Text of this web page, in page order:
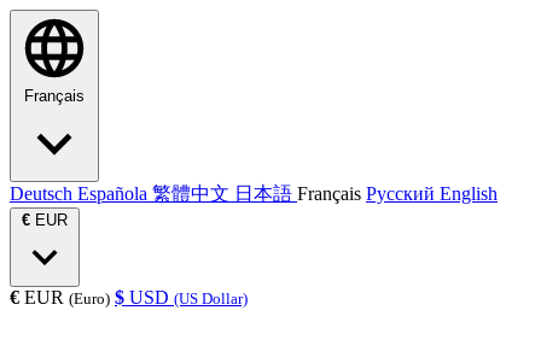
Français
Deutsch Española 繁體中文 日本語 Français Русский English
€ EUR
€ EUR (Euro) $ USD (US Dollar)